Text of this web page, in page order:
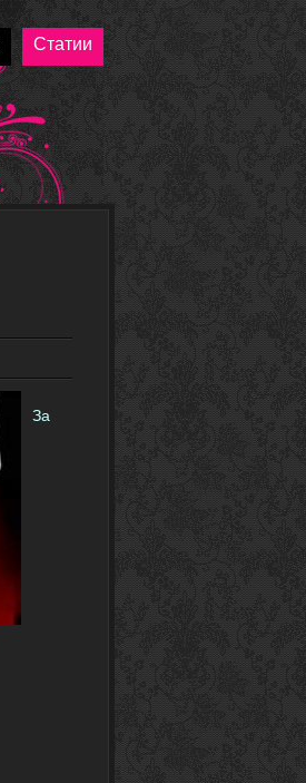
Статии
За